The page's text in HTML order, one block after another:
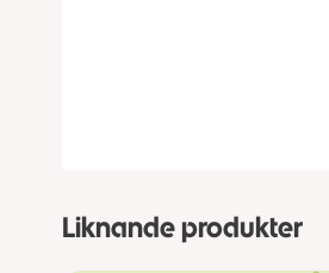
Liknande produkter